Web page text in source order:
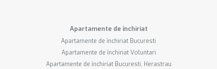
Apartamente de închiriat
Apartamente de închiriat Bucuresti
Apartamente de închiriat Voluntari
Apartamente de închiriat Bucuresti, Herastrau